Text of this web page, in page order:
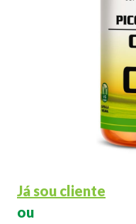
Já sou cliente
ou